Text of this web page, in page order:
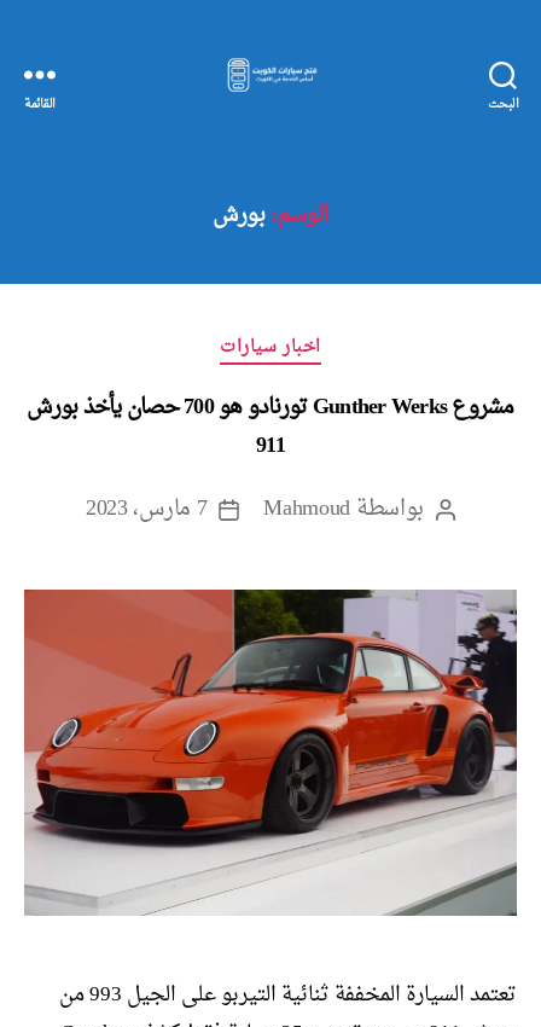
البحث
الكويت
القائمة
الوسم:بورش
التصنيفات
اخبار سيارات
مشروع Gunther Werks تورنادو هو 700 حصان يأخذ بورش
911
كاتببواسطةMahmoud
تاريخ
7 مارس، 2023
تعتمد السيارة المخففة ثنائية التيربو على الجيل 993 من